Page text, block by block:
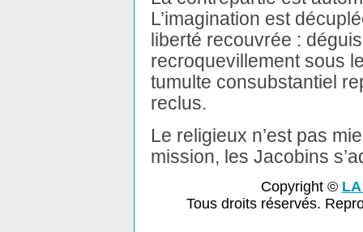
L’imagination est
liberté recouvrée :
recroquevillement sous
tumulte consubstantiel
reclus.
Le religieux n’est pas
mission, les Jacobins
Copyright ©
Tous droits réservés.